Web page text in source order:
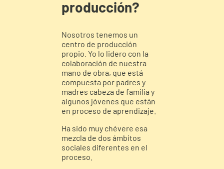
producción?
Nosotros tenemos un
centro de producción
propio. Yo lo lidero con la
colaboración de nuestra
mano de obra, que está
compuesta por padres y
madres cabeza de familia y
algunos jóvenes que están
en proceso de aprendizaje.
Ha sido muy chévere esa
mezcla de dos ámbitos
sociales diferentes en el
proceso.